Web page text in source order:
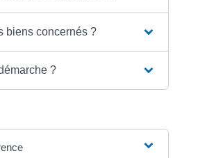
biens concernés ?
?